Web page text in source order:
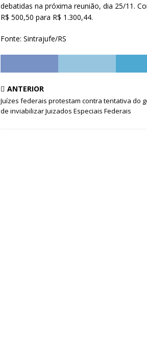
debatidas na próxima reunião, dia 25/11.
R$ 500,50 para R$ 1.300,44.
Fonte: Sintrajufe/RS
ANTERIOR
Juízes federais protestam contra tentativa do
de inviabilizar Juizados Especiais Federais